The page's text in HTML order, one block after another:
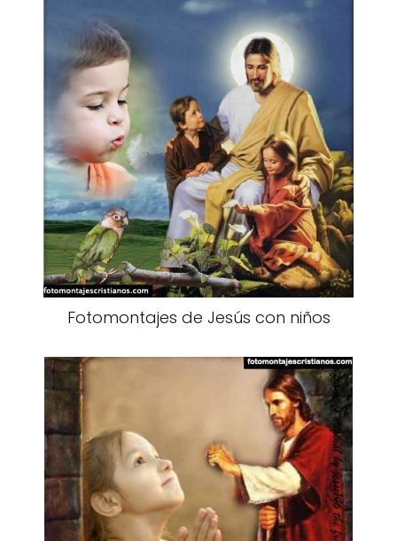
Fotomontajes de Jesús con niños